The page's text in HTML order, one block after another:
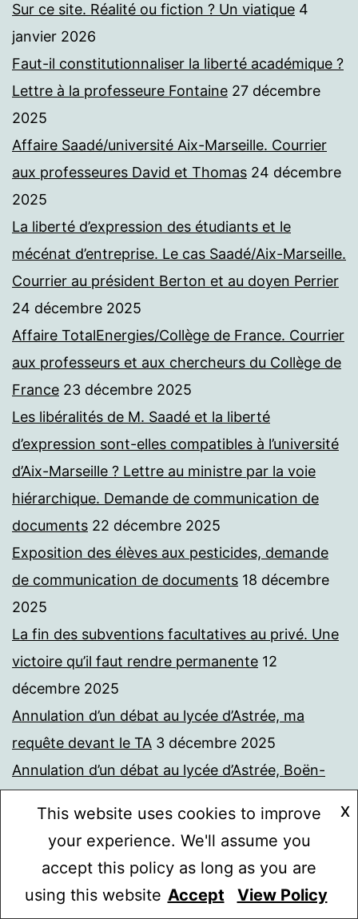
Sur ce site. Réalité ou fiction ? Un viatique 4
janvier 2026
Faut-il constitutionnaliser la liberté académique ?
Lettre à la professeure Fontaine 27 décembre
2025
Affaire Saadé/université Aix-Marseille. Courrier
aux professeures David et Thomas 24 décembre
2025
La liberté d’expression des étudiants et le
mécénat d’entreprise. Le cas Saadé/Aix-Marseille.
Courrier au président Berton et au doyen Perrier
24 décembre 2025
Affaire TotalEnergies/Collège de France. Courrier
aux professeurs et aux chercheurs du Collège de
France 23 décembre 2025
Les libéralités de M. Saadé et la liberté
d’expression sont-elles compatibles à l’université
d’Aix-Marseille ? Lettre au ministre par la voie
hiérarchique. Demande de communication de
documents 22 décembre 2025
Exposition des élèves aux pesticides, demande
de communication de documents 18 décembre
2025
La fin des subventions facultatives au privé. Une
victoire qu’il faut rendre permanente 12
décembre 2025
Annulation d’un débat au lycée d’Astrée, ma
requête devant le TA 3 décembre 2025
Annulation d’un débat au lycée d’Astrée, Boën-
2025
Affaire TotalEnergies/Collège de France : la
constitutionnalisation de la liberté académique
est-elle une bonne idée ? Courrier à la
This website uses cookies to improve
your experience. We'll assume you
accept this policy as long as you are
using this website
X
Accept View Policy
Mode sombre :